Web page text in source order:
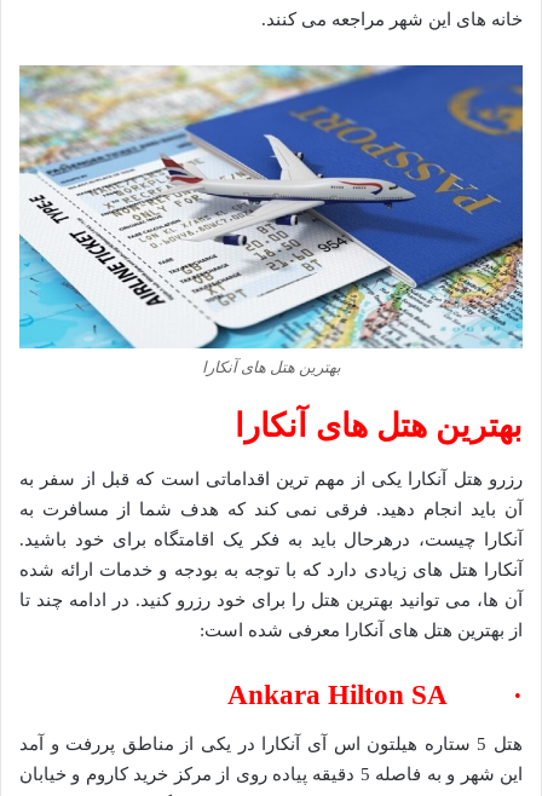
خانه های این شهر مراجعه می کنند.
بهترین هتل های آنکارا
بهترین هتل های آنکارا
رزرو هتل آنکارا یکی از مهم ترین اقداماتی است که قبل از سفر به
آن باید انجام دهید. فرقی نمی کند که هدف شما از مسافرت به
آنکارا چیست، درهرحال باید به فکر یک اقامتگاه برای خود باشید.
آنکارا هتل های زیادی دارد که با توجه به بودجه و خدمات ارائه شده
آن ها، می توانید بهترین هتل را برای خود رزرو کنید. در ادامه چند تا
از بهترین هتل های آنکارا معرفی شده است:
· Ankara Hilton SA
هتل 5 ستاره هیلتون اس آی آنکارا در یکی از مناطق پررفت و آمد
این شهر و به فاصله 5 دقیقه پیاده روی از مرکز خرید کاروم و خیابان